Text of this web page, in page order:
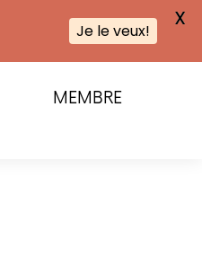
MEMBRE
Je le veux!
X